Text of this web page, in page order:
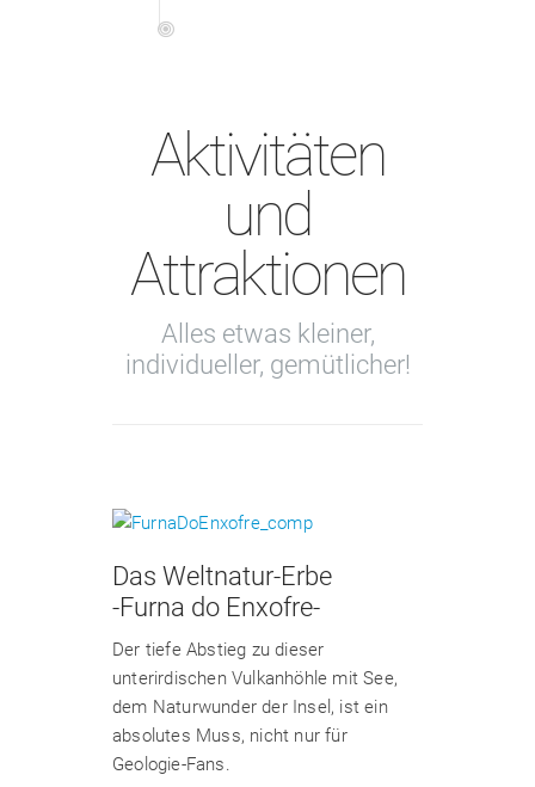
Aktivitäten
und
Attraktionen
Alles etwas kleiner,
individueller, gemütlicher!
Das Weltnatur-Erbe
-Furna do Enxofre-
Der tiefe Abstieg zu dieser
unterirdischen Vulkanhöhle mit See,
dem Naturwunder der Insel, ist ein
absolutes Muss, nicht nur für
Geologie-Fans.